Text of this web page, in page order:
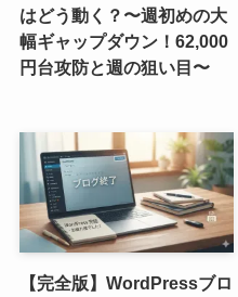
はどう動く？〜週初めの大
幅ギャップダウン！62,000
円台攻防と週の狙い目〜
【完全版】WordPressブロ